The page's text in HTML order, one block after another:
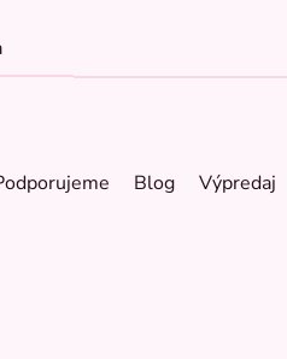
Blog Výpredaj